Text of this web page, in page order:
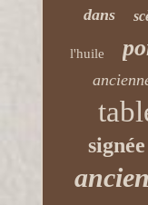
dans
l'huile
signée
ancien